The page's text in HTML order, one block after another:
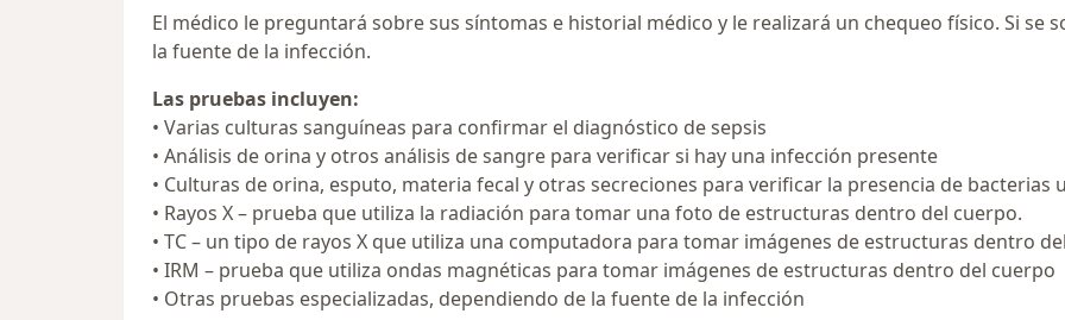
El médico le preguntará sobre sus síntomas e historial médico y le realizará un chequeo físico. Si se
la fuente de la infección.
Las pruebas incluyen:
• Varias culturas sanguíneas para confirmar el diagnóstico de sepsis
• Análisis de orina y otros análisis de sangre para verificar si hay una infección presente
• Culturas de orina, esputo, materia fecal y otras secreciones para verificar la presencia de bacterias
• Rayos X – prueba que utiliza la radiación para tomar una foto de estructuras dentro del cuerpo.
• TC – un tipo de rayos X que utiliza una computadora para tomar imágenes de estructuras dentro
• IRM – prueba que utiliza ondas magnéticas para tomar imágenes de estructuras dentro del cuerpo
• Otras pruebas especializadas, dependiendo de la fuente de la infección